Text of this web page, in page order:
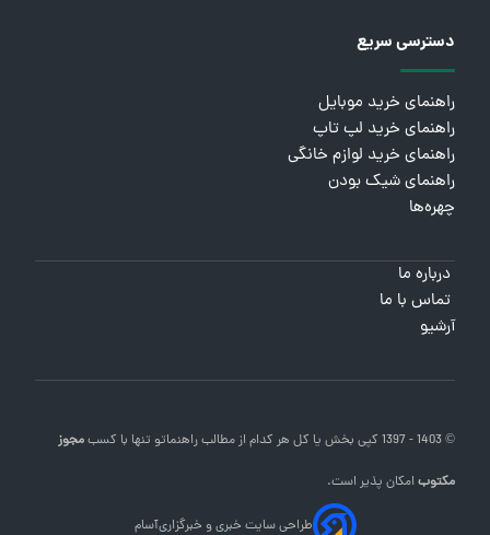
دسترسی سریع
راهنمای خرید موبایل
راهنمای خرید لپ تاپ
راهنمای خرید لوازم خانگی
راهنمای شیک بودن
چهره‌ها
درباره ما
تماس با ما
آرشیو
© 1403 - 1397 کپی بخش یا کل هر کدام از مطالب راهنماتو تنها با کسبمجوز
مکتوبامکان پذیر است.
طراحی سایت خبری و خبرگزاریآسام